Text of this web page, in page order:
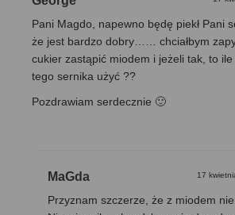
Pani Magdo, napewno będę piekł Pani
że jest bardzo dobry…… chciałbym
cukier zastąpić miodem i jeżeli tak, to
tego sernika użyć ??
Pozdrawiam serdecznie 🙂
MaGda 17
Przyznam szczerze, że z miodem